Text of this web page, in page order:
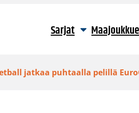
Sarjat
jatkaa puhtaalla pelillä